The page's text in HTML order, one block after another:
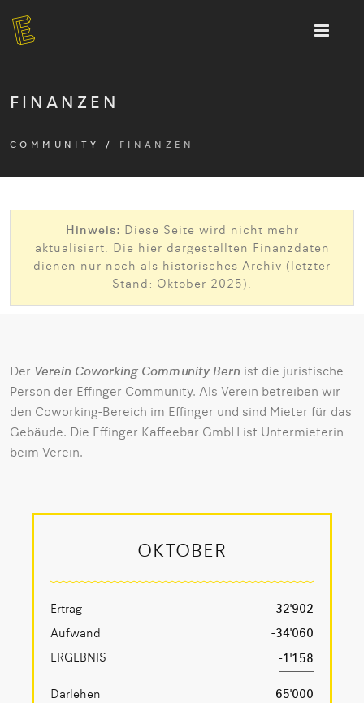
FINANZEN
COMMUNITY / FINANZEN
Hinweis: Diese Seite wird nicht mehr
aktualisiert. Die hier dargestellten Finanzdaten
dienen nur noch als historisches Archiv (letzter
Stand: Oktober 2025).
Der Verein Coworking Community Bern ist die juristische
Person der Effinger Community. Als Verein betreiben wir
den Coworking-Bereich im Effinger und sind Mieter für das
Gebäude. Die Effinger Kaffeebar GmbH ist Untermieterin
beim Verein.
OKTOBER
Ertrag 32'902
Aufwand -34'060
ERGEBNIS -1'158
Darlehen 65'000